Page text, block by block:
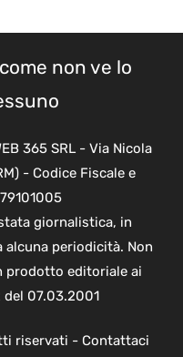
non ve lo
365 SRL - Via Nicola
- Codice Fiscale e
giornalistica, in
periodicità. Non
prodotto editoriale ai
del 07.03.2001
riservati - Contattaci